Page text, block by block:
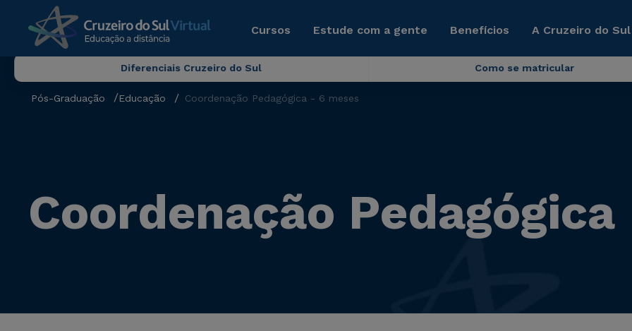
Cursos Estude com a gente Benefícios A Cruzeiro do
Diferenciais Cruzeiro do Sul Como se matricular
Pós-Graduação Educação Coordenação Pedagógica - 6 meses
Coordenação